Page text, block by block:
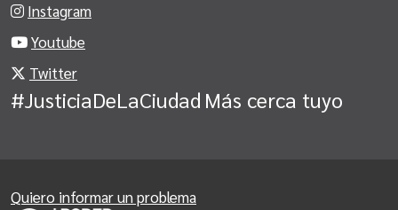
Instagram
Youtube
Twitter
#JusticiaDeLaCiudad Más cerca tuyo
Quiero informar un problema